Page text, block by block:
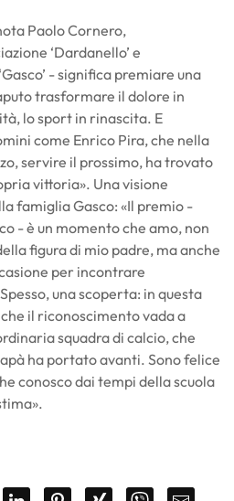
Paolo Cornero,
‘Dardanello’ e
- significa premiare una
trasformare il dolore in
lo sport in rinascita. E
come Enrico Pira, che nella
servire il prossimo, ha trovato
vittoria». Una visione
famiglia Gasco: «Il premio -
- è un momento che amo, non
figura di mio padre, ma anche
per incontrare
una scoperta: in questa
il riconoscimento vada a
squadra di calcio, che
ha portato avanti. Sono felice
conosco dai tempi della scuola